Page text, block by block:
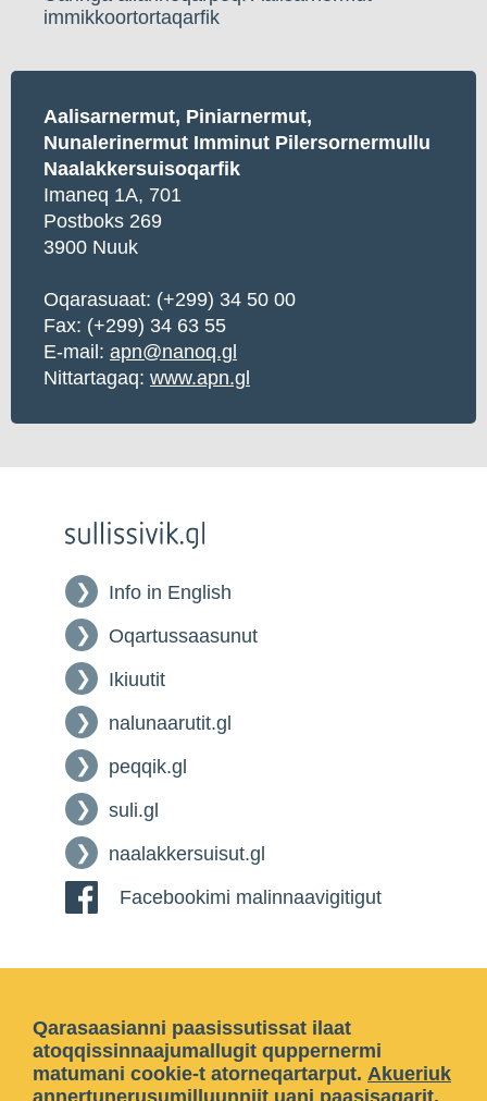
immikkoortortaqarfik
Aalisarnermut, Piniarnermut,
Nunalerinermut Imminut Pilersornermullu
Naalakkersuisoqarfik
Imaneq 1A, 701
Postboks 269
3900 Nuuk
Oqarasuaat: (+299) 34 50 00
Fax: (+299) 34 63 55
E-mail: apn@nanoq.gl
Nittartagaq: www.apn.gl
Info in English
Oqartussaasunut
Ikiuutit
nalunaarutit.gl
peqqik.gl
suli.gl
naalakkersuisut.gl
Facebookimi malinnaavigitigut
Qarasaasianni paasissutissat ilaat
atoqqissinnaajumallugit quppernermi
matumani cookie-t atorneqartarput. Akueriuk
annertunerusumilluunniit uani paasisaqarit.